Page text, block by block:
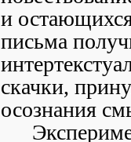
и
письма
скачки,
осознания